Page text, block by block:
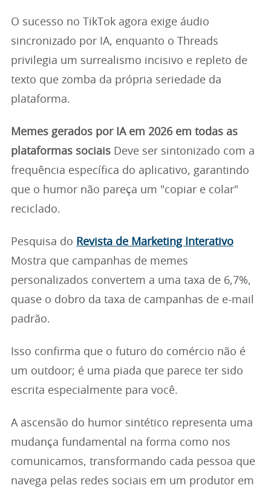
O sucesso no TikTok agora exige áudio
sincronizado por IA, enquanto o Threads
privilegia um surrealismo incisivo e repleto de
texto que zomba da própria seriedade da
plataforma.
Memes gerados por IA em 2026 em todas as
plataformas sociais Deve ser sintonizado com a
frequência específica do aplicativo, garantindo
que o humor não pareça um "copiar e colar"
reciclado.
Pesquisa do Revista de Marketing Interativo
Mostra que campanhas de memes
personalizados convertem a uma taxa de 6,7%,
quase o dobro da taxa de campanhas de e-mail
padrão.
Isso confirma que o futuro do comércio não é
um outdoor; é uma piada que parece ter sido
escrita especialmente para você.
A ascensão do humor sintético representa uma
mudança fundamental na forma como nos
comunicamos, transformando cada pessoa que
navega pelas redes sociais em um produtor em